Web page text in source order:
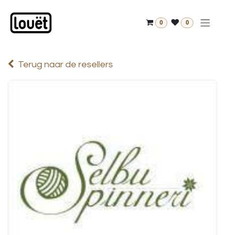
0 0
Terug naar de resellers